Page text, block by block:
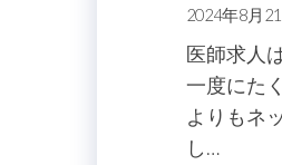
2024年8月
医師求人
一度にた
よりもネ
し…